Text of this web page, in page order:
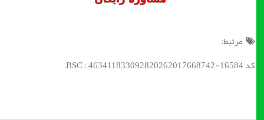
مرتبط:
کد BSC : 463411833092820262017668742-16584;